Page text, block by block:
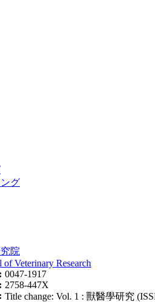
グ
院
of Veterinary Research
0047-1917
2758-447X
Title change: Vol. 1 : 獸醫學研究